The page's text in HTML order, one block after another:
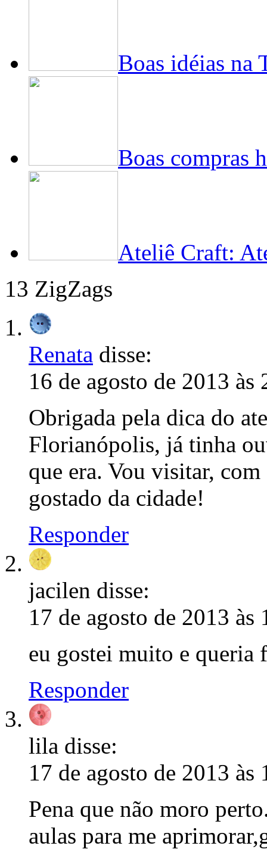
Boas idéias na
Boas compras
Ateliê Craft:
13 ZigZags
Renata disse:
16 de agosto de 2013 às
Obrigada pela dica do
Florianópolis, já tinha
que era. Vou visitar,
gostado da cidade!
Responder
jacilen disse:
17 de agosto de 2013 às
eu gostei muito e queria
Responder
lila disse:
17 de agosto de 2013 às
Pena que não moro
aulas para me